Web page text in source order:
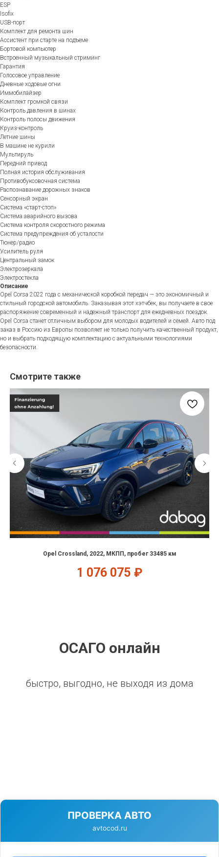
ESP
Isofix
USB-порт
Комплект для ремонта шин
Ассистент при старте на подъеме
Бортовой компьютер
Встроенный музыкальный стриминг
Гарантия
Голосовое управление
Дневные ходовые огни
Иммобилайзер
Комплект громкой связи
Контроль давления в шинах
Контроль полосы движения
Круиз-контроль
Летние шины
В машине не курили
Мультируль
Передний привод
Полная история обслуживания
Противобуксовочная система
Распознавание дорожных знаков
Сенсорный экран
Система «старт-стоп»
Система аварийного вызова
Система контроля скоростного режима
Система предупреждения об усталости
Тюнер/радио
Усилитель руля
Центральный замок
Электрозеркала
Электростекла
Описание
Opel Corsa 2022 года с механической коробкой передач — это экономичный и
стильный городской автомобиль. Заказывая этот хэтчбек, вы получаете в свое
распоряжение современный и надежный транспорт для ежедневных поездок.
Opel Corsa станет отличным выбором для молодых водителей и семей. Авто под
заказ в Россию из Европы позволяет не только получить качественный продукт,
но и выбрать подходящую комплектацию с актуальными технологиями
безопасности.
Смотрите также
Opel Crossland, 2022, МКПП, пробег 33485 км
1 076 075 ₽
ОСАГО онлайн
быстро, выгодно, не выходя из дома
ПРОВЕРКА АВТО
avtocod.ru